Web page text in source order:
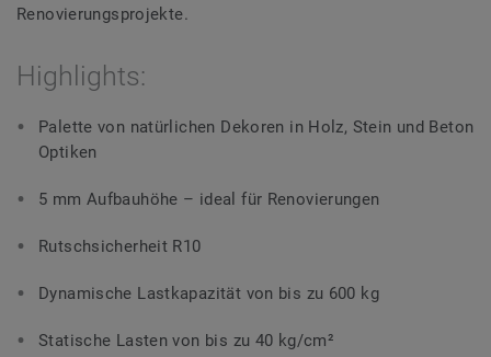
Renovierungsprojekte.
Highlights:
Palette von natürlichen Dekoren in Holz, Stein und Beton
Optiken
5 mm Aufbauhöhe – ideal für Renovierungen
Rutschsicherheit R10
Dynamische Lastkapazität von bis zu 600 kg
Statische Lasten von bis zu 40 kg/cm²